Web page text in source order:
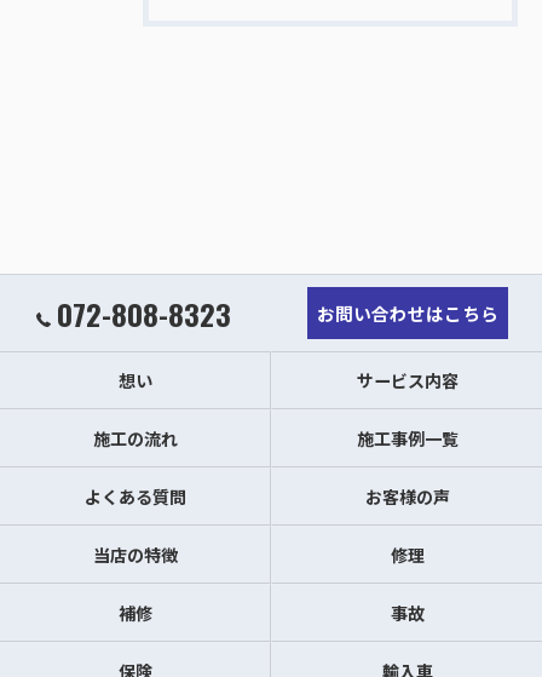
072-808-8323 お問い合わせはこちら
想い サービス内容
施工の流れ 施工事例一覧
よくある質問 お客様の声
当店の特徴 修理
補修 事故
保険 輸入車